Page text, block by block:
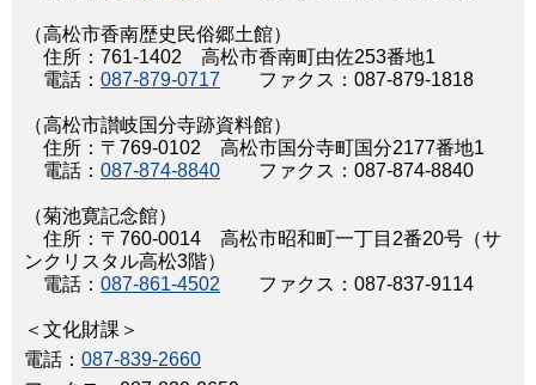
（高松市香南歴史民俗郷土館）
住所：761-1402 高松市香南町由佐253番地1
電話： 087-879-0717 ファクス：087-879-1818
（高松市讃岐国分寺跡資料館）
住所：〒769-0102 高松市国分寺町国分2177番地1
電話： 087-874-8840 ファクス：087-874-8840
（菊池寛記念館）
住所：〒760-0014 高松市昭和町一丁目2番20号（サ
ンクリスタル高松3階）
電話： 087-861-4502 ファクス：087-837-9114
＜文化財課＞
電話： 087-839-2660